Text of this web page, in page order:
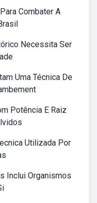
Combater A
Necessita Ser
Uma Técnica De
Potência E Raiz
Utilizada Por
Inclui Organismos